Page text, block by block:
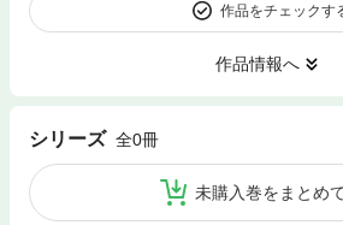
作品をチェックす
作品情報へ
シリーズ 全0冊
未購入巻をまとめ